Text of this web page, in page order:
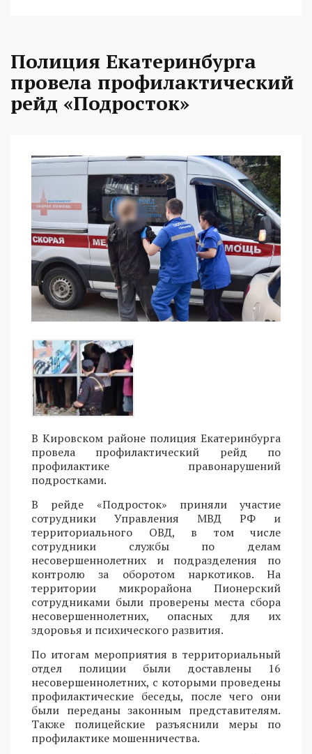
Полиция Екатеринбурга
провела профилактический
рейд «Подросток»
В Кировском районе полиция Екатеринбурга
провела профилактический рейд по
профилактике правонарушений
подростками.
В рейде «Подросток» приняли участие
сотрудники Управления МВД РФ и
территориального ОВД, в том числе
сотрудники службы по делам
несовершеннолетних и подразделения по
контролю за оборотом наркотиков. На
территории микрорайона Пионерский
сотрудниками были проверены места сбора
несовершеннолетних, опасных для их
здоровья и психического развития.
По итогам мероприятия в территориальный
отдел полиции были доставлены 16
несовершеннолетних, с которыми проведены
профилактические беседы, после чего они
были переданы законным представителям.
Также полицейские разъяснили меры по
профилактике мошенничества.